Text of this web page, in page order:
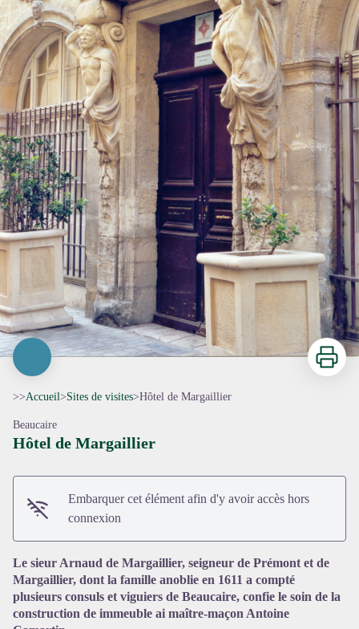
Imprimer
>>Accueil>Sites de visites>Hôtel de Margaillier
Beaucaire
Hôtel de Margaillier
Embarquer cet élément afin d'y avoir accès hors
connexion
Le sieur Arnaud de Margaillier, seigneur de Prémont et de
Margaillier, dont la famille anoblie en 1611 a compté
plusieurs consuls et viguiers de Beaucaire, confie le soin de la
construction de immeuble ai maître-maçon Antoine